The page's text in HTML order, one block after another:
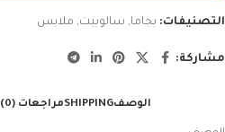
التصنيفات: بجاما, سالوبيت, ملابس
مشاركة:
الوصفSHIPPINGمراجعات (0)